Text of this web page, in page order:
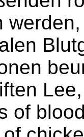
of